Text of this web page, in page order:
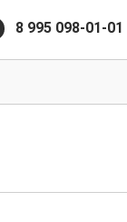
8 995 098-01-01